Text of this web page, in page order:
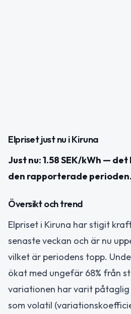
Elpriset just nu i Kiruna
Just nu: 1.58 SEK/kWh —
den rapporterade perioden.
Översikt och trend
Elpriset i Kiruna har stigit
senaste veckan och är nu
vilket är periodens topp.
ökat med ungefär 68% från
variationen har varit
som volatil